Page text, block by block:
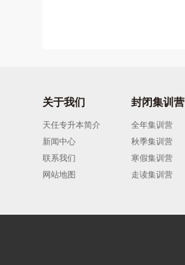
关于我们
天任专升本简介
新闻中心
联系我们
网站地图
封闭集训营
全年集训营
秋季集训营
寒假集训营
走读集训营